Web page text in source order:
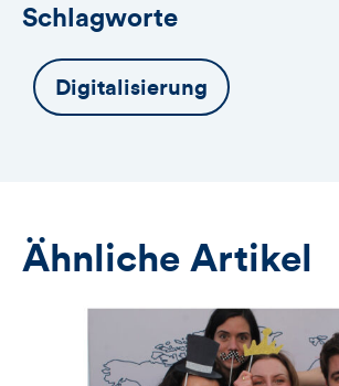
Schlagworte
Digitalisierung
Ähnliche Artikel